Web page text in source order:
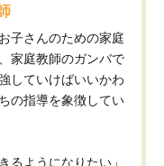
子さんのための家庭
家庭教師のガンバで
していけばいいかわ
の指導を象徴してい
るようになりたい」